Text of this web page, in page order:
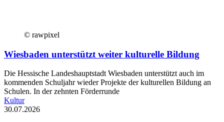
© rawpixel
Wiesbaden unterstützt weiter kulturelle Bildung
Die Hessische Landeshauptstadt Wiesbaden unterstützt auch im
kommenden Schuljahr wieder Projekte der kulturellen Bildung an
Schulen. In der zehnten Förderrunde
Kultur
30.07.2026